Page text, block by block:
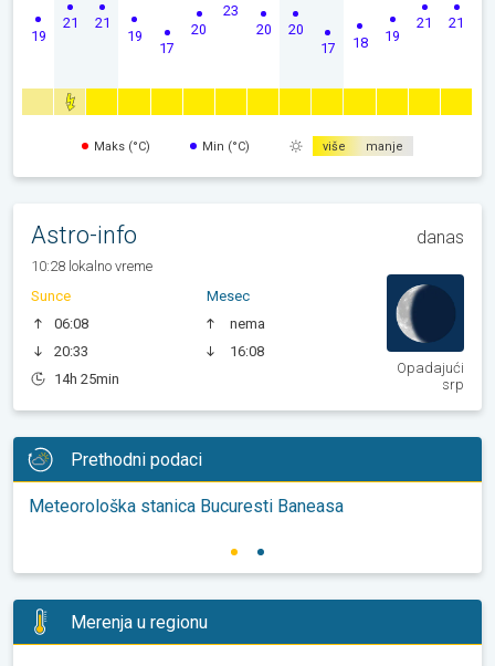
19
21 21
19
17
20
23
20 20
17 18 19
21 21
Maks (°C) Min (°C) više manje
Astro-info danas
10:28 lokalno vreme
Sunce
06:08
20:33
14h 25min
Mesec
nema
16:08
Opadajući
srp
Prethodni podaci
Meteorološka stanica Bucuresti Baneasa
Merenja u regionu